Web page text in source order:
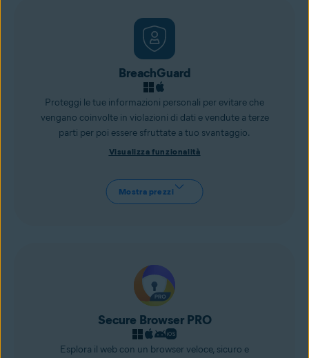
BreachGuard
Proteggi le tue informazioni personali per evitare che
vengano coinvolte in violazioni di dati e vendute a terze
parti per poi essere sfruttate a tuo svantaggio.
Visualizza funzionalità
Mostra prezzi
Secure Browser PRO
Esplora il web con un browser veloce, sicuro e